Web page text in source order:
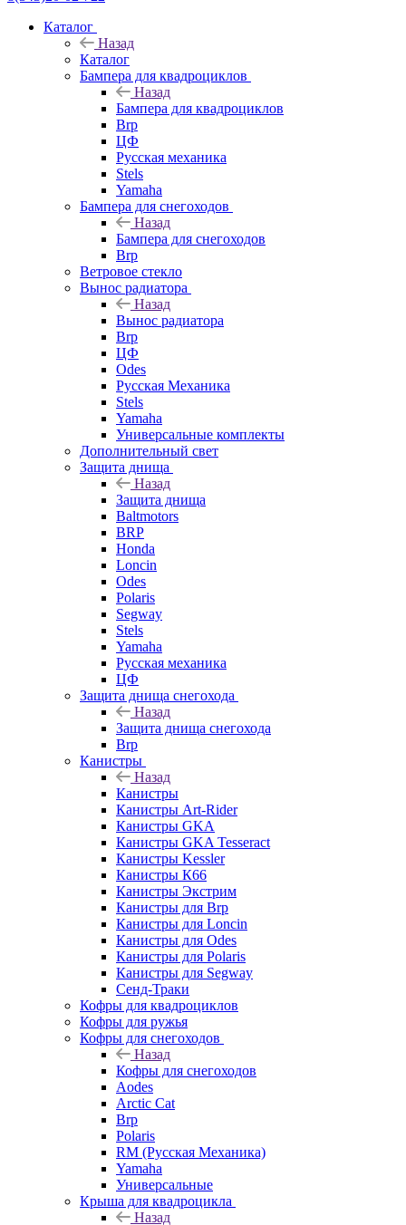
Каталог
Назад
Каталог
Бампера для квадроциклов
Назад
Бампера для квадроциклов
Brp
ЦФ
Русская механика
Stels
Yamaha
Бампера для снегоходов
Назад
Бампера для снегоходов
Brp
Ветровое стекло
Вынос радиатора
Назад
Вынос радиатора
Brp
ЦФ
Odes
Русская Механика
Stels
Yamaha
Универсальные комплекты
Дополнительный свет
Защита днища
Назад
Защита днища
Baltmotors
BRP
Honda
Loncin
Odes
Polaris
Segway
Stels
Yamaha
Русская механика
ЦФ
Защита днища снегохода
Назад
Защита днища снегохода
Brp
Канистры
Назад
Канистры
Канистры Art-Rider
Канистры GKA
Канистры GKA Tesseract
Канистры Kessler
Канистры К66
Канистры Экстрим
Канистры для Brp
Канистры для Loncin
Канистры для Odes
Канистры для Polaris
Канистры для Segway
Сенд-Траки
Кофры для квадроциклов
Кофры для ружья
Кофры для снегоходов
Назад
Кофры для снегоходов
Aodes
Arctic Cat
Brp
Polaris
RM (Русская Механика)
Yamaha
Универсальные
Крыша для квадроцикла
Назад